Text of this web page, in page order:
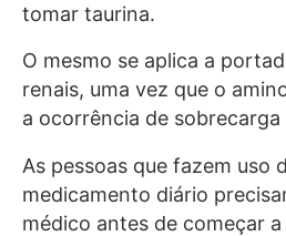
tomar taurina.
O mesmo se aplica a
renais, uma vez que o
a ocorrência de sobrecarga
As pessoas que fazem uso
medicamento diário
médico antes de começar